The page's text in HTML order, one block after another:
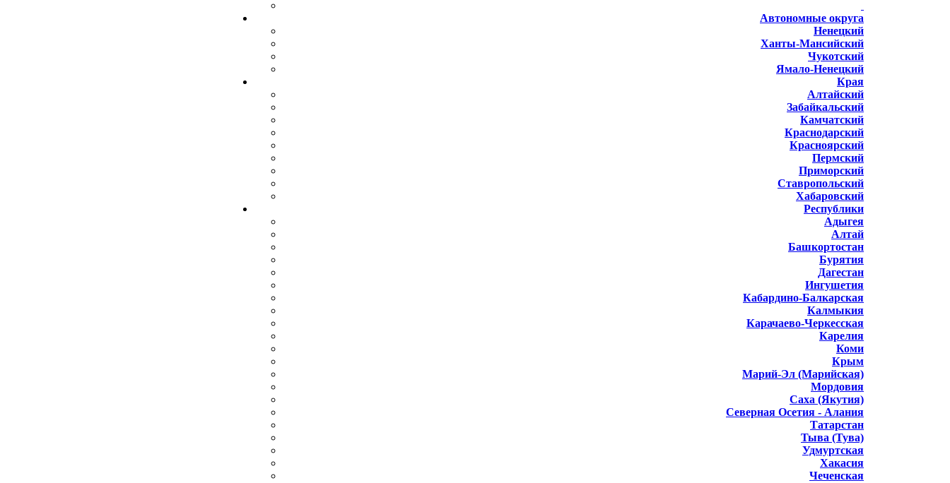
Автономные округа
Ненецкий
Ханты-Мансийский
Чукотский
Ямало-Ненецкий
Края
Алтайский
Забайкальский
Камчатский
Краснодарский
Красноярский
Пермский
Приморский
Ставропольский
Хабаровский
Республики
Адыгея
Алтай
Башкортостан
Бурятия
Дагестан
Ингушетия
Кабардино-Балкарская
Калмыкия
Карачаево-Черкесская
Карелия
Коми
Крым
Марий-Эл (Марийская)
Мордовия
Саха (Якутия)
Северная Осетия - Алания
Татарстан
Тыва (Тува)
Удмуртская
Хакасия
Чеченская